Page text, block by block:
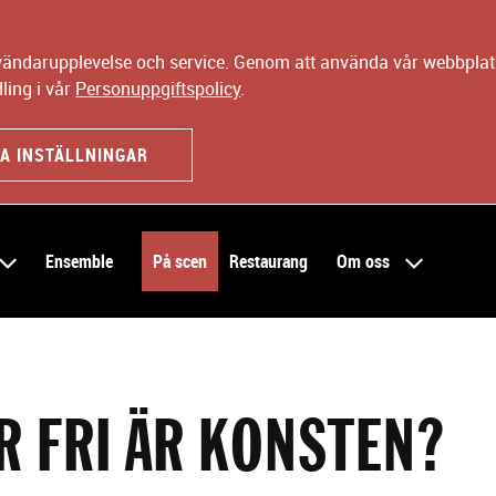
och service. Genom att använda vår
i vår Personuppgiftspolicy.
INSTÄLLNINGAR
Ensemble På scen Restaurang Om oss
FRI ÄR KONSTEN?